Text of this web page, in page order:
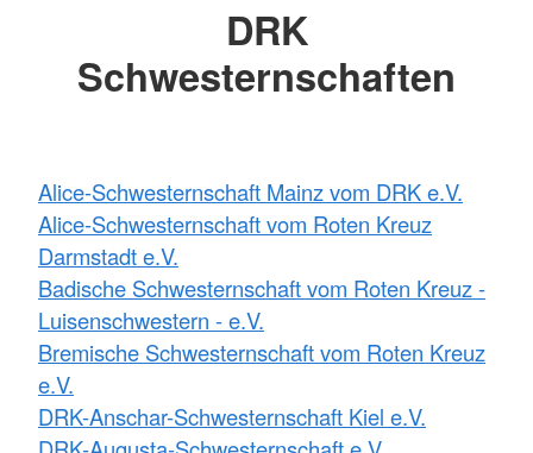
DRK
Schwesternschaften
Alice-Schwesternschaft Mainz vom DRK e.V.
Alice-Schwesternschaft vom Roten Kreuz
Darmstadt e.V.
Badische Schwesternschaft vom Roten Kreuz -
Luisenschwestern - e.V.
Bremische Schwesternschaft vom Roten Kreuz
e.V.
DRK-Anschar-Schwesternschaft Kiel e.V.